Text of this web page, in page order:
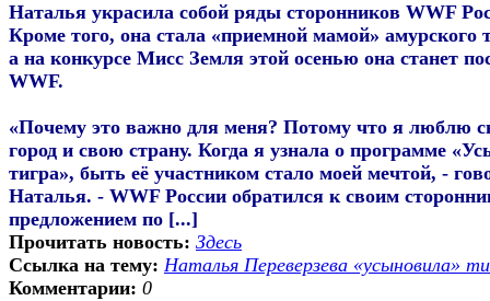
Наталья украсила собой ряды сторонников WWF
Кроме того, она стала «приемной мамой» амурского
а на конкурсе Мисс Земля этой осенью она станет
WWF.
«Почему это важно для меня? Потому что я люблю
город и свою страну. Когда я узнала о программе
тигра», быть её участником стало моей мечтой, -
Наталья. - WWF России обратился к своим
предложением по [...]
Прочитать новость: Здесь
Ссылка на тему: Наталья Переверзева «усыновила»
Комментарии: 0